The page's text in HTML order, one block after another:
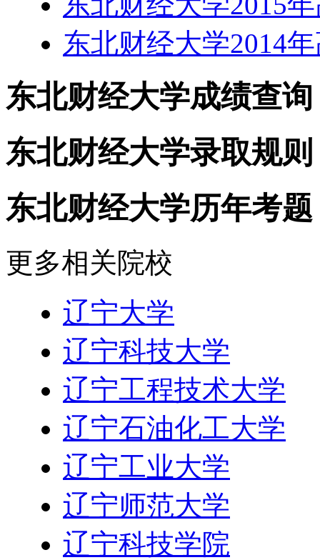
东北财经大学2014
东北财经大学成绩查询
东北财经大学录取规则
东北财经大学历年考题
更多相关院校
辽宁大学
辽宁科技大学
辽宁工程技术大学
辽宁石油化工大学
辽宁工业大学
辽宁师范大学
辽宁科技学院